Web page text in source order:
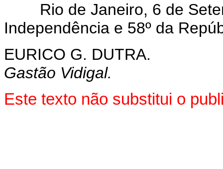
Rio de Janeiro, 6 de
Independência e 58º da
EURICO G. DUTRA.
Gastão Vidigal.
Este texto não substitui o